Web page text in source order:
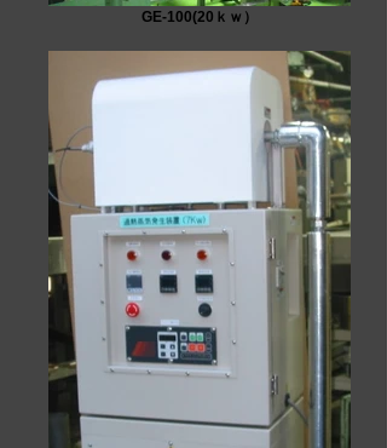
GE-100(20ｋｗ）